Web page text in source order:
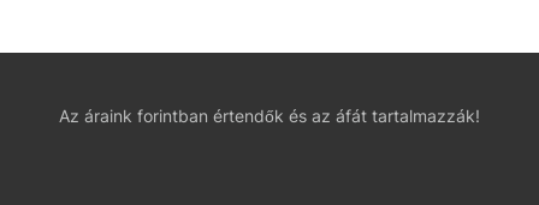
Az áraink forintban értendők és az áfát tartalmazzák!